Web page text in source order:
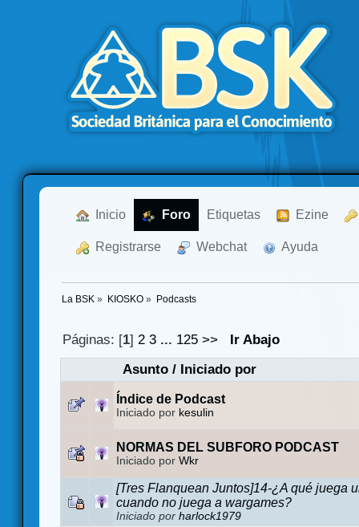
Inicio Foro Etiquetas Ezine
Registrarse Webchat Ayuda
La BSK » KIOSKO» Podcasts
Páginas: [1]2 3 ... 125 >>
Ir Abajo
Asunto/ Iniciado por
Índice de Podcast
Iniciado por kesulin
NORMAS DEL SUBFORO PODCAST
Iniciado por Wkr
[Tres Flanquean Juntos]14-¿A qué juega
cuando no juega a wargames?
Iniciado por harlock1979